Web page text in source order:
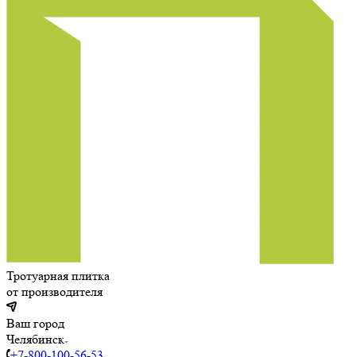
Тротуарная плитка
от производителя
Ваш город
Челябинск